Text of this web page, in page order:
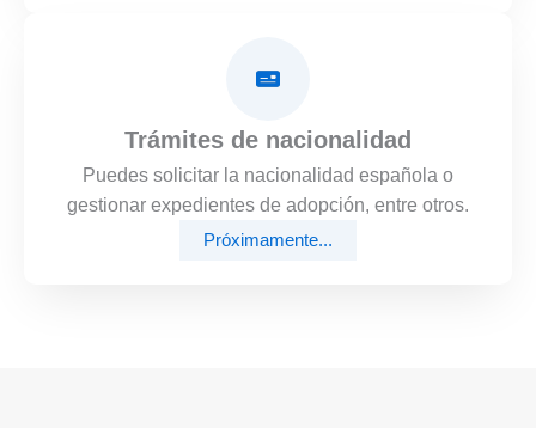
Trámites de nacionalidad
Puedes solicitar la nacionalidad española o
gestionar expedientes de adopción, entre otros.
Próximamente...